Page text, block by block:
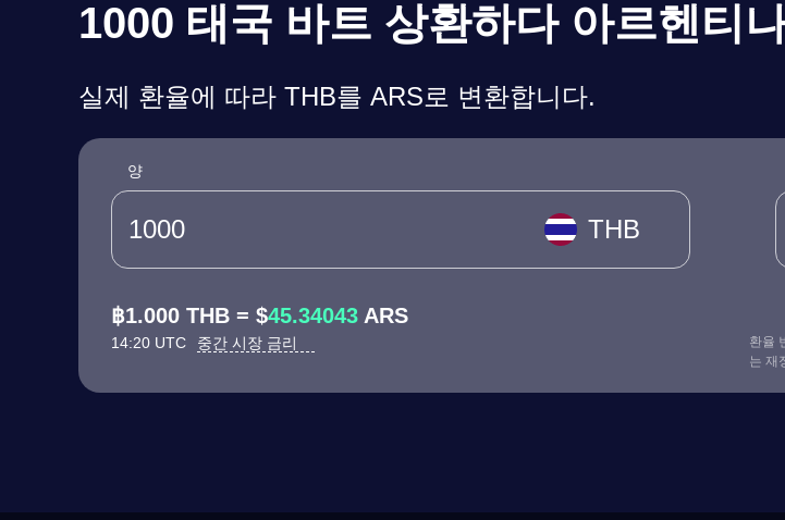
1000 태국 바트 상환하다 아르헨티
실제 환율에 따라 THB를 ARS로 변환합니다.
양
THB
฿1.000 THB = $45.34043 ARS
14:20 UTC 중간 시장 금리
환율
는 재